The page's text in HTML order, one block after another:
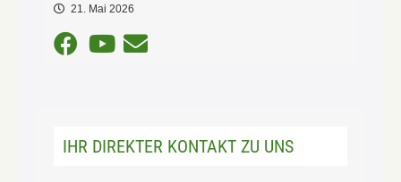
21. Mai 2026
IHR DIREKTER KONTAKT ZU UNS